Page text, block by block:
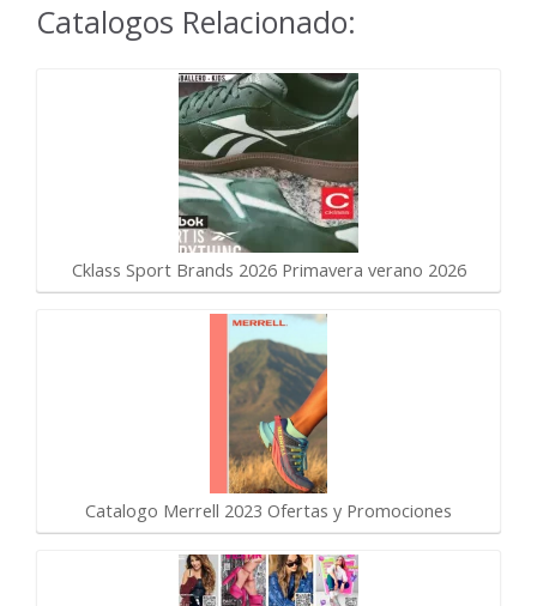
Catalogos Relacionado:
Cklass Sport Brands 2026 Primavera verano 2026
Catalogo Merrell 2023 Ofertas y Promociones